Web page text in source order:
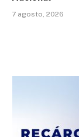
7 agosto, 2026